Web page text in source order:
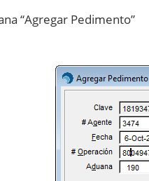
“Agregar Pedimento”